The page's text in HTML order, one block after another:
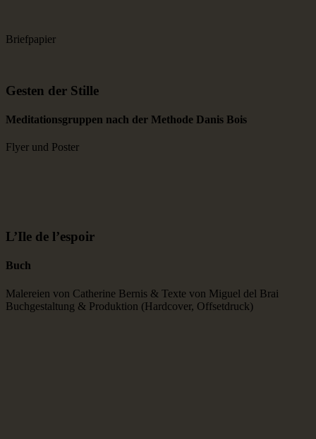
Briefpapier
Gesten der Stille
Medita­tions­gruppen nach der Methode Danis Bois
Flyer und Poster
L’Ile de l’espoir
Buch
Malereien von Catherine Bernis & Texte von Miguel del Brai
Buchgestaltung & Produktion (Hardcover, Offsetdruck)